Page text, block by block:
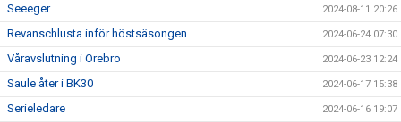
Seeeger 2024-08-11 20:26
Revanschlusta inför höstsäsongen 2024-06-24 07:30
Våravslutning i Örebro 2024-06-23 12:24
Saule åter i BK30 2024-06-17 15:38
Serieledare 2024-06-16 19:07